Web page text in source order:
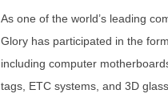
As one of the world’s leading
Glory has participated in the
including computer
tags, ETC systems, and 3D